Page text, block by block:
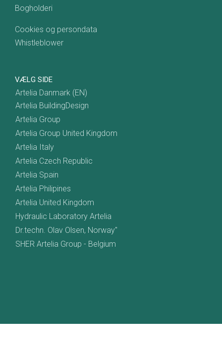
Bogholderi
Cookies og persondata
Whistleblower
VÆLG SIDE
Artelia Danmark (EN)
Artelia BuildingDesign
Artelia Group
Artelia Group United Kingdom
Artelia Italy
Artelia Czech Republic
Artelia Spain
Artelia Philipines
Artelia United Kingdom
Hydraulic Laboratory Artelia
Dr.techn. Olav Olsen, Norway"
SHER Artelia Group - Belgium